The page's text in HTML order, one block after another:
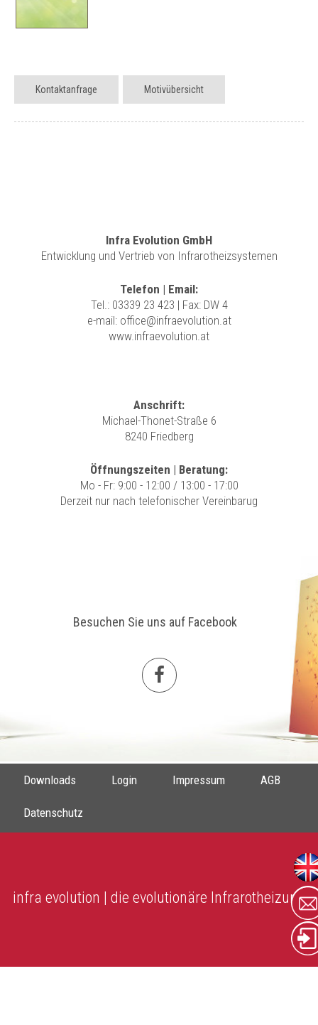
Kontaktanfrage Motivübersicht
Infra Evolution GmbH
Entwicklung und Vertrieb von Infrarotheizsystemen
Telefon | Email:
Tel.: 03339 23 423 | Fax: DW 4
e-mail: office@infraevolution.at
www.infraevolution.at
Anschrift:
Michael-Thonet-Straße 6
8240 Friedberg
Öffnungszeiten | Beratung:
Mo - Fr: 9:00 - 12:00 / 13:00 - 17:00
Derzeit nur nach telefonischer Vereinbarug
Besuchen Sie uns auf Facebook
Downloads Login Impressum AGB
Datenschutz
infra evolution | die evolutionäre Infrarotheizung